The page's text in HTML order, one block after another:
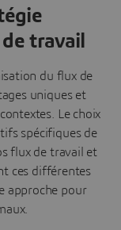
travail
du flux de
uniques et
Le choix
spécifiques de
flux de travail et
ces différentes
approche pour